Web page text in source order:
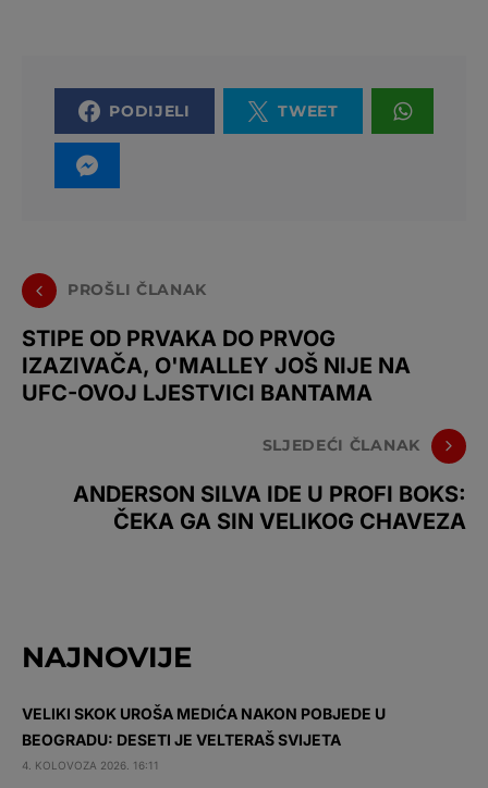
PODIJELI TWEET
PROŠLI ČLANAK
STIPE OD PRVAKA DO PRVOG
IZAZIVAČA, O'MALLEY JOŠ NIJE NA
UFC-OVOJ LJESTVICI BANTAMA
SLJEDEĆI ČLANAK
ANDERSON SILVA IDE U PROFI BOKS:
ČEKA GA SIN VELIKOG CHAVEZA
NAJNOVIJE
VELIKI SKOK UROŠA MEDIĆA NAKON POBJEDE U
BEOGRADU: DESETI JE VELTERAŠ SVIJETA
4. KOLOVOZA 2026. 16:11